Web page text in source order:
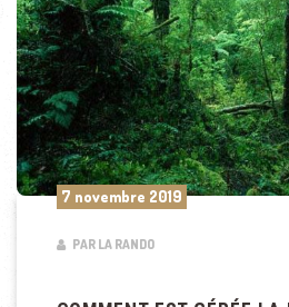
7 novembre 2019
PAR LA RANDO